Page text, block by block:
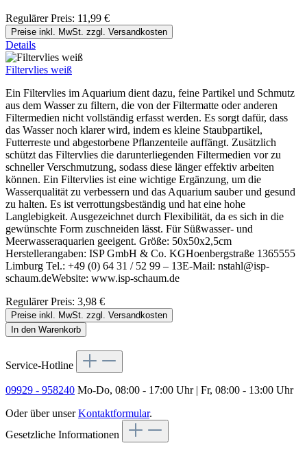
Regulärer Preis: 11,99 €
Preise inkl. MwSt. zzgl. Versandkosten
Details
Filtervlies weiß
Ein Filtervlies im Aquarium dient dazu, feine Partikel und Schmutz
aus dem Wasser zu filtern, die von der Filtermatte oder anderen
Filtermedien nicht vollständig erfasst werden. Es sorgt dafür, dass
das Wasser noch klarer wird, indem es kleine Staubpartikel,
Futterreste und abgestorbene Pflanzenteile auffängt. Zusätzlich
schützt das Filtervlies die darunterliegenden Filtermedien vor zu
schneller Verschmutzung, sodass diese länger effektiv arbeiten
können. Ein Filtervlies ist eine wichtige Ergänzung, um die
Wasserqualität zu verbessern und das Aquarium sauber und gesund
zu halten. Es ist verrottungsbeständig und hat eine hohe
Langlebigkeit. Ausgezeichnet durch Flexibilität, da es sich in die
gewünschte Form zuschneiden lässt. Für Süßwasser- und
Meerwasseraquarien geeigent. Größe: 50x50x2,5cm
Herstellerangaben: ISP GmbH & Co. KGHoenbergstraße 1365555
Limburg Tel.: +49 (0) 64 31 / 52 99 – 13E-Mail: nstahl@isp-
schaum.deWebsite: www.isp-schaum.de
Regulärer Preis: 3,98 €
Preise inkl. MwSt. zzgl. Versandkosten
In den Warenkorb
Service-Hotline
09929 - 958240 Mo-Do, 08:00 - 17:00 Uhr | Fr, 08:00 - 13:00 Uhr
Oder über unserKontaktformular.
Gesetzliche Informationen